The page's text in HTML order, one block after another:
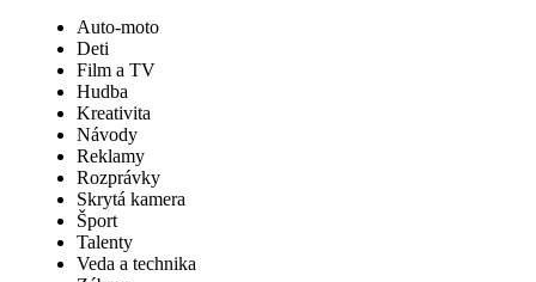
Auto-moto
Deti
Film a TV
Hudba
Kreativita
Návody
Reklamy
Rozprávky
Skrytá kamera
Šport
Talenty
Veda a technika